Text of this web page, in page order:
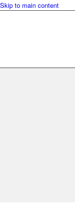
Skip to main content